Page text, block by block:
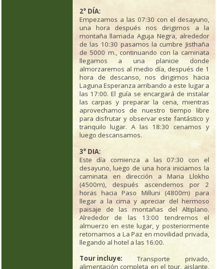
2° DÍA:
Empezamos a las 07:30 con el desayuno,
una hora después nos dirigimos a la
montaña llamada Aguja Negra, alrededor
de las 10:30 pasamos la cumbre Jisthaña
de 5000 m., continuando con la caminata
llegamos a una planicie donde
almorzaremos al medio día, después de 1
hora de descanso, nos dirigimos hacia
Laguna Esperanza arribando a este lugar a
las 17:00. El guía se encargará de instalar
las carpas y preparar la cena, mientras
aprovechamos de nuestro tiempo libre
para disfrutar y observar este fantástico y
tranquilo lugar. A las 18:30 cenamos y
luego descansamos.
3° DIA:
Este día comienza a las 07:30 con el
desayuno, luego de una hora iniciamos la
caminata en dirección a Maria Llokho
(4500m), después ascendemos por 2
horas hacia Paso Milluni (4800m) para
llegar a la cima y apreciar del hermoso
paisaje de las montañas del Altiplano.
Alrededor de las 13:00 tendremos el
almuerzo en este lugar, y posteriormente
retornamos a La Paz en movilidad privada,
llegando al hotel a las 16:00.
Tour incluye: Transporte privado,
alimentación completa en el tour, aislante,